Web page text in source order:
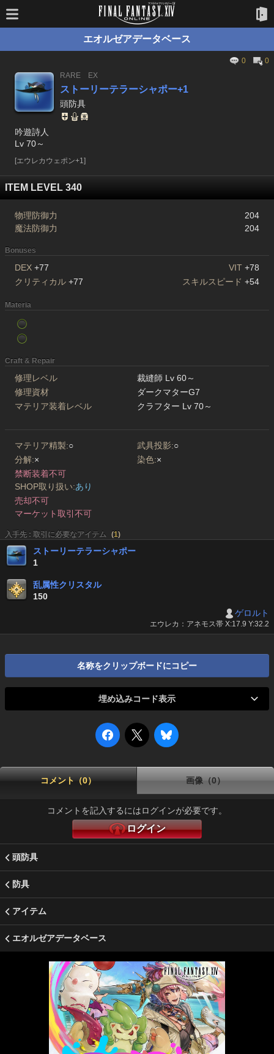
エオルゼアデータベース
0
0
RARE
EX
ストーリーテラーシャポー+1
頭防具
吟遊詩人
Lv 70～
[エウレカウェポン+1]
ITEM LEVEL 340
物理防御力
204
魔法防御力
204
Bonuses
DEX +77 VIT +78
クリティカル +77 スキルスピード +54
Materia
Craft & Repair
修理レベル
裁縫師 Lv 60～
修理資材
ダークマターG7
マテリア装着レベル
クラフター Lv 70～
マテリア精製:○ 武具投影:○
分解:× 染色:×
禁断装着不可
SHOP取り扱い:あり
売却不可
マーケット取引不可
入手先 : 取引に必要なアイテム (1)
ストーリーテラーシャポー
1
乱属性クリスタル
150
ゲロルト
エウレカ：アネモス帯 X:17.9 Y:32.2
名称をクリップボードにコピー
埋め込みコード表示
コメント（0） 画像（0）
コメントを記入するにはログインが必要です。
ログイン
頭防具
防具
アイテム
エオルゼアデータベース